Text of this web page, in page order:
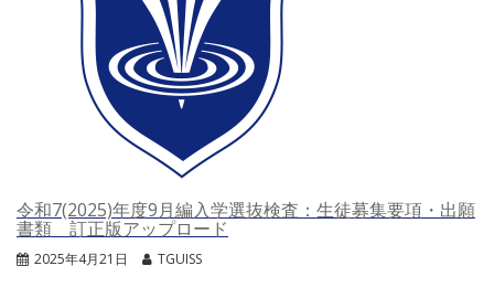
令和7(2025)年度9月編入学選抜検査：生徒募集要項・出願
書類 訂正版アップロード
2025年4月21日 TGUISS